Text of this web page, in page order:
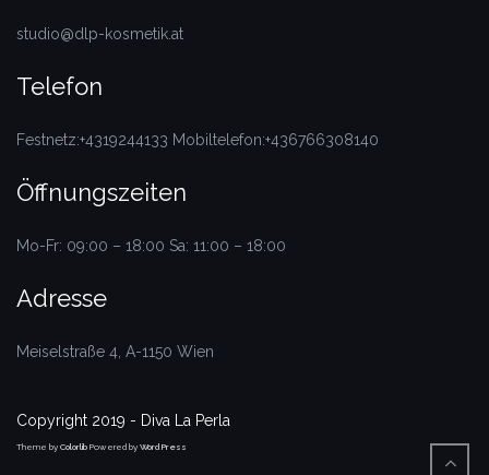
studio@dlp-kosmetik.at
Telefon
Festnetz:+4319244133 Mobiltelefon:+436766308140
Öffnungszeiten
Mo-Fr: 09:00 – 18:00 Sa: 11:00 – 18:00
Adresse
Meiselstraße 4, A-1150 Wien
Copyright 2019 - Diva La Perla
Theme by Colorlib Powered by WordPress